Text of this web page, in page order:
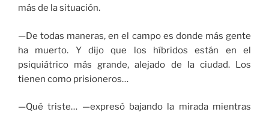
más de la situación.
—De todas maneras, en el campo es donde más gente
ha muerto. Y dijo que los híbridos están en el
psiquiátrico más grande, alejado de la ciudad. Los
tienen como prisioneros…
—Qué triste… —expresó bajando la mirada mientras